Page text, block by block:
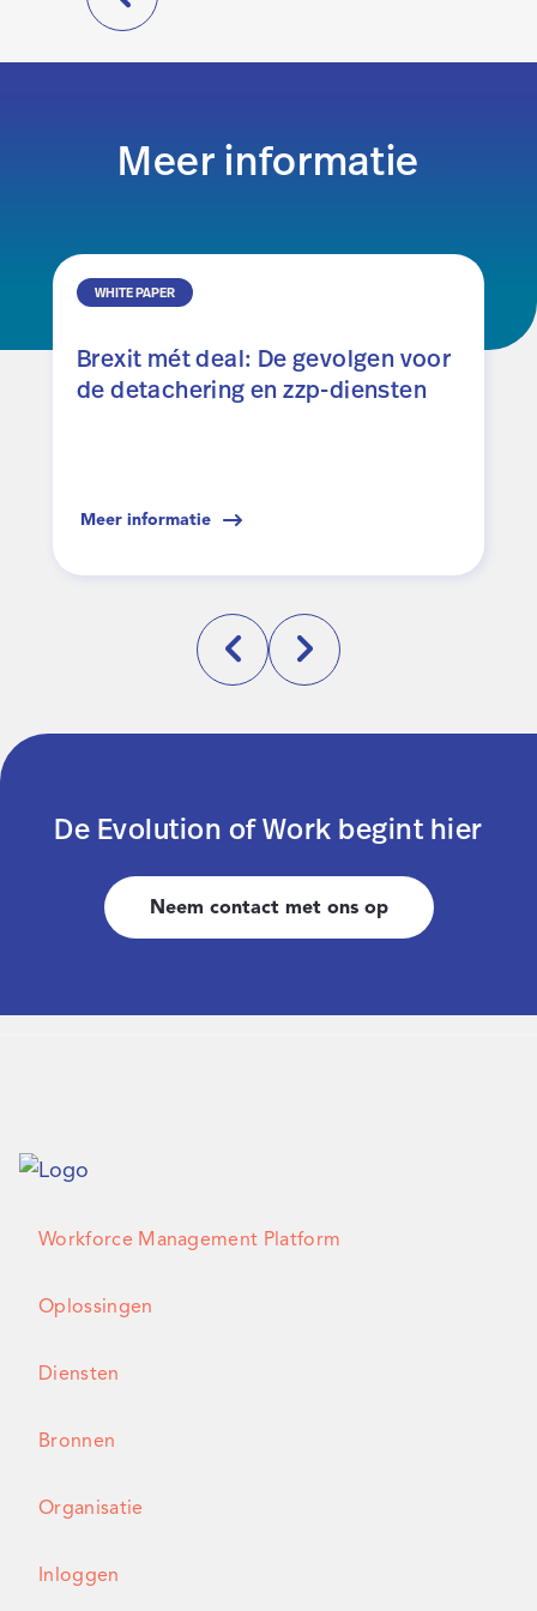
Meer informatie
WHITE PAPER
Brexit mét deal: De gevolgen voor
de detachering en zzp-diensten
Meer informatie
De Evolution of Work begint hier
Neem contact met ons op
Workforce Management Platform
Oplossingen
Diensten
Bronnen
Organisatie
Inloggen